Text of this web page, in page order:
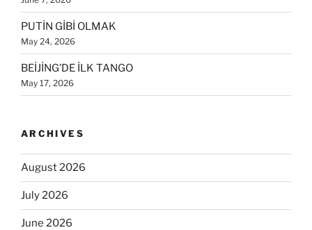
PUTİN GİBİ OLMAK
May 24, 2026
BEİJİNG’DE İLK TANGO
May 17, 2026
ARCHIVES
August 2026
July 2026
June 2026